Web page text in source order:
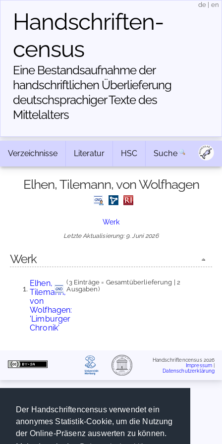
Der Handschriftencensus verwendet ein
anonymes Statistik-Cookie, um die Nutzung
der Online-Präsenz auswerten zu können.
Handschriften­
census
Eine Bestandsaufnahme der
handschriftlichen Über­lieferung
deutschsprachiger Texte des
Mittelalters
de en
Verzeichnisse Literatur HSC Suche
Elhen, Tilemann, von Wolfhagen
Werk
Letzte Aktualisierung: 9. Juni 2026
Werk
Elhen,
Tilemann,
von
Wolfhagen:
'Limburger
Chronik'
(3 Einträge = Gesamtüberlieferung | 2
Ausgaben)
Handschriftencensus 2026
Impressum
Datenschutzerklärung